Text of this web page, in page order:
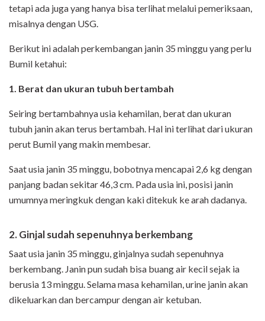
tetapi ada juga yang hanya bisa terlihat melalui pemeriksaan,
misalnya dengan USG.
Berikut ini adalah perkembangan janin 35 minggu yang perlu
Bumil ketahui:
1. Berat dan ukuran tubuh bertambah
Seiring bertambahnya usia kehamilan, berat dan ukuran
tubuh janin akan terus bertambah. Hal ini terlihat dari ukuran
perut Bumil yang makin membesar.
Saat usia janin 35 minggu, bobotnya mencapai 2,6 kg dengan
panjang badan sekitar 46,3 cm. Pada usia ini, posisi janin
umumnya meringkuk dengan kaki ditekuk ke arah dadanya.
2. Ginjal sudah sepenuhnya berkembang
Saat usia janin 35 minggu, ginjalnya sudah sepenuhnya
berkembang. Janin pun sudah bisa buang air kecil sejak ia
berusia 13 minggu. Selama masa kehamilan, urine janin akan
dikeluarkan dan bercampur dengan air ketuban.